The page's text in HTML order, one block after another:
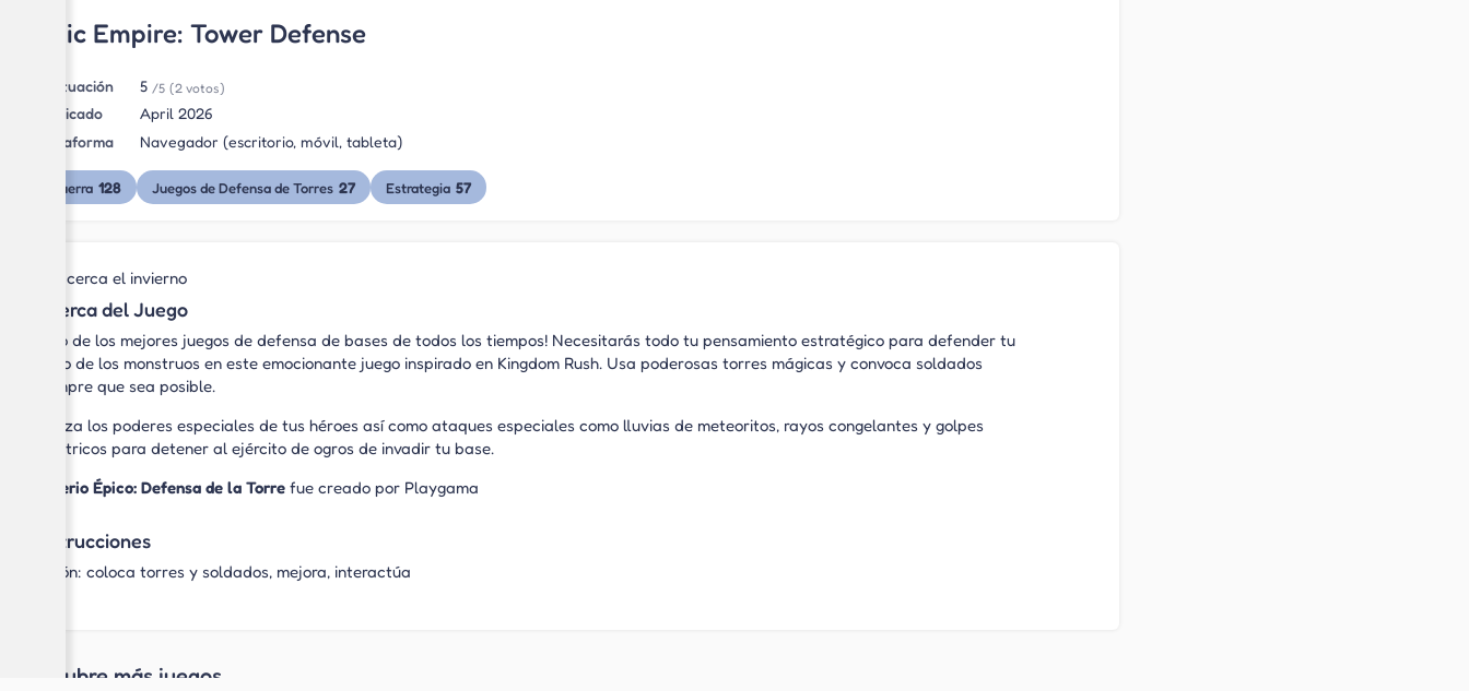
Epic Empire: Tower Defense
Puntuación 5 /5 (2 votos)
Publicado
April 2026
Plataforma
Navegador (escritorio, móvil, tableta)
Guerra 128 Juegos de Defensa de Torres 27 Estrategia 57
Se acerca el invierno
Acerca del Juego
¡Uno de los mejores juegos de defensa de bases de todos los tiempos! Necesitarás todo tu pensamiento estratégico para defender tu
reino de los monstruos en este emocionante juego inspirado en Kingdom Rush. Usa poderosas torres mágicas y convoca soldados
siempre que sea posible.
Utiliza los poderes especiales de tus héroes así como ataques especiales como lluvias de meteoritos, rayos congelantes y golpes
eléctricos para detener al ejército de ogros de invadir tu base.
Imperio Épico: Defensa de la Torre fue creado por Playgama
Instrucciones
Ratón: coloca torres y soldados, mejora, interactúa
Descubre más juegos